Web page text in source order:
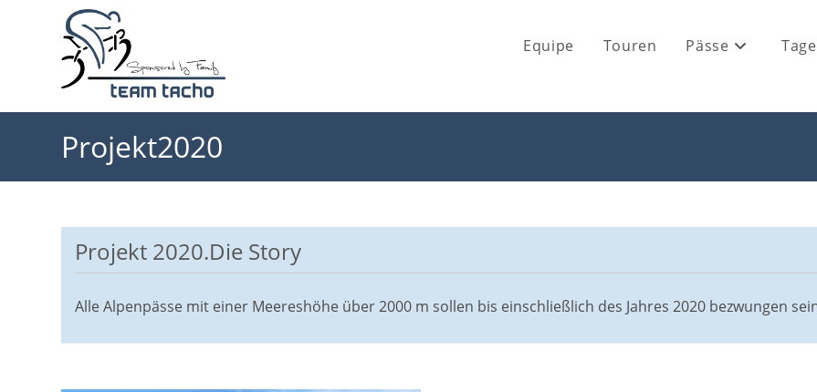
Equipe Touren Pässe
Projekt2020
Projekt 2020.Die Story
Alle Alpenpässe mit einer Meereshöhe über 2000 m sollen bis einschließlich des Jahres 2020 bezwungen